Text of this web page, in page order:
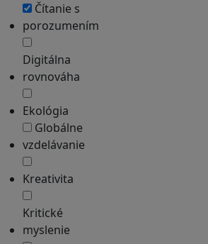
Čítanie s
porozumením
Digitálna
rovnováha
Ekológia
Globálne
vzdelávanie
Kreativita
Kritické
myslenie